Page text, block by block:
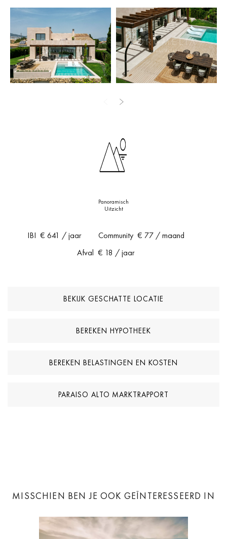
volgens de hoogste normen, met natuursteen en weelderige
vegetatie rondom. Het interieur bestaat uit een ruime open
woonkamer met open haard, een eethoek, een volledig ingerichte
keuken, 4 serene slaapkamers (waarvan 2 met eigen badkamer)
en een gastentoilet.
Buitenruimtes zijn zorgvuldig ontworpen voor ontspanning en
ligbedden, een zonnedek, een pergola met een
beveiligingssysteem. Een uniek terras bij zonsondergang met een
bioscoop bij maanlicht biedt een ideaal toevluchtsoord om te
ontspannen en te genieten van het prachtige uitzicht op zee.
de essentie van het luxueuze mediterrane leven in Benahavis. Met
voor diegenen die op zoek zijn naar een verfijnd en rustig
toevluchtsoord. De toplocatie in Paraiso Alto, dicht bij Puerto
Panoramisch
Uitzicht
IBI € 641 / jaar Community € 77 / maand
Afval € 18 / jaar
BEKIJK GESCHATTE LOCATIE
BEREKEN HYPOTHEEK
BEREKEN BELASTINGEN EN KOSTEN
PARAISO ALTO MARKTRAPPORT
MISSCHIEN BEN JE OOK GEÏNTERESSEERD IN